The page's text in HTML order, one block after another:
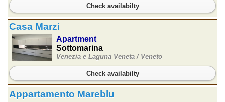
Check availabilty
Casa Marzi
Apartment
Sottomarina
Venezia e Laguna Veneta / Veneto
Check availabilty
Appartamento Mareblu